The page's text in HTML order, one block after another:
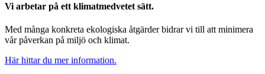
Vi arbetar på ett klimatmedvetet sätt.
Med många konkreta ekologiska åtgärder bidrar vi till att minimera
vår påverkan på miljö och klimat.
Här hittar du mer information.